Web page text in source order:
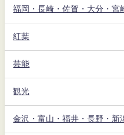
福岡・長崎・佐賀・大分・宮
紅葉
芸能
観光
金沢・富山・福井・長野・新